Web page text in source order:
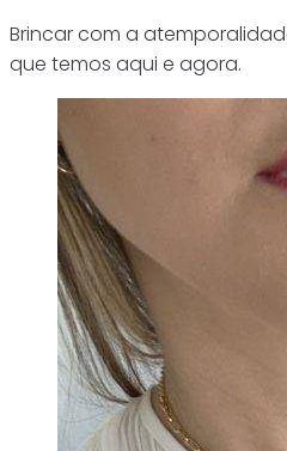
Brincar com a
que temos aqui e agora.